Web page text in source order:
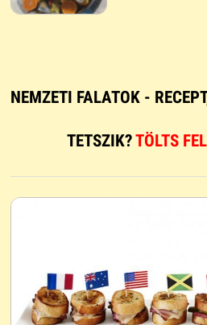
NEMZETI FALATOK -
TETSZIK?TÖLTS